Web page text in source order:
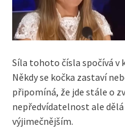
Síla tohoto čísla spočívá v
Někdy se kočka zastaví
připomíná, že jde stále o
nepředvídatelnost ale dělá
výjimečnějším.